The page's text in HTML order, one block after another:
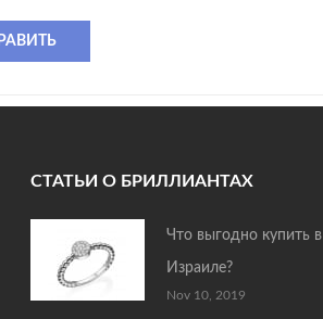
СТАТЬИ О БРИЛЛИАНТАХ
Что выгодно купить в
Израиле?
Nov 10, 2019